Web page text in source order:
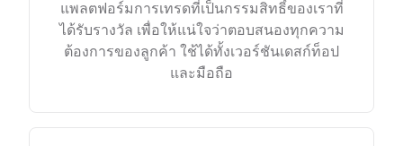
แพลตฟอร์มการเทรดที่เป็นกรรมสิทธิ์ของเราที่
ได้รับรางวัล เพื่อให้แน่ใจว่าตอบสนองทุกความ
ต้องการของลูกค้า ใช้ได้ทั้งเวอร์ชันเดสก์ท็อป
และมือถือ